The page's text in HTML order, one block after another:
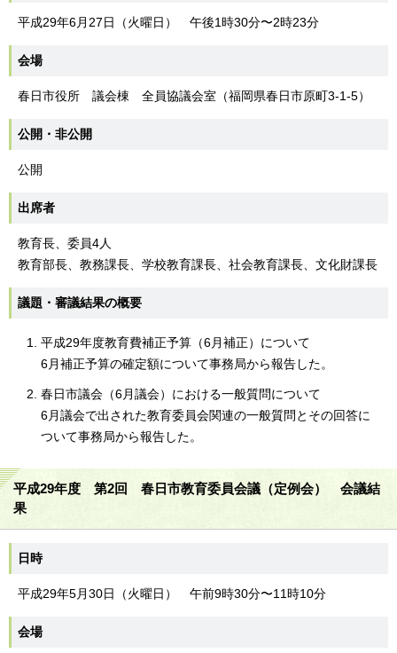
平成29年6月27日（火曜日） 午後1時30分〜2時23分
会場
春日市役所 議会棟 全員協議会室（福岡県春日市原町3-1-5）
公開・非公開
公開
出席者
教育長、委員4人
教育部長、教務課長、学校教育課長、社会教育課長、文化財課長
議題・審議結果の概要
平成29年度教育費補正予算（6月補正）について
6月補正予算の確定額について事務局から報告した。
春日市議会（6月議会）における一般質問について
6月議会で出された教育委員会関連の一般質問とその回答に
ついて事務局から報告した。
平成29年度 第2回 春日市教育委員会議（定例会） 会議結
果
日時
平成29年5月30日（火曜日） 午前9時30分〜11時10分
会場